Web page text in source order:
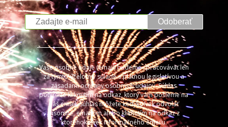
Odoberať
Vaše osobné údaje (email) budeme spracovávať len
za týmto účelom v súlade s platnou legislatívou a
zásadami ochrany osobných údajov. Súhlas
potvrdíte kliknutím na odkaz, ktorý vám pošleme na
váš email. Súhlas môžete kedykoľvek odvolať
písomne, emailom alebo kliknutím na odkaz z
ktoréhokoľvek informačného emailu.